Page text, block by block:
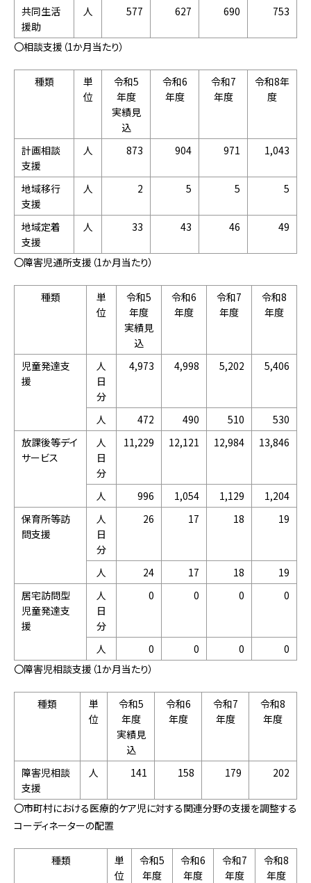
共同生活
援助
人 577 627 690 753
〇相談支援（1か月当たり）
種類
単
位
令和5
年度
実績見
込
令和6
年度
令和7
年度
令和8年
度
計画相談
支援
人 873 904 971 1,043
地域移行
支援
人 2 5 5 5
地域定着
支援
人 33 43 46 49
〇障害児通所支援（1か月当たり）
種類
単
位
令和5
年度
実績見
込
令和6
年度
令和7
年度
令和8
年度
児童発達支
援
人
日
分
4,973 4,998 5,202 5,406
人 472 490 510
530
放課後等デイ
サービス
人
日
分
11,229 12,121 12,984 13,846
人 996 1,054 1,129
1,204
保育所等訪
問支援
人
日
分
26 17 18 19
人 24 17 18
19
居宅訪問型
児童発達支
援
人
日
分
0 0 0 0
人 0 0 0
0
〇障害児相談支援（1か月当たり）
種類
単
位
令和5
年度
実績見
込
令和6
年度
令和7
年度
令和8
年度
障害児相談
支援
人 141 158 179 202
〇市町村における医療的ケア児に対する関連分野の支援を調整する
コーディネーターの配置
種類
単
位
令和5
年度
令和6
年度
令和7
年度
令和8
年度